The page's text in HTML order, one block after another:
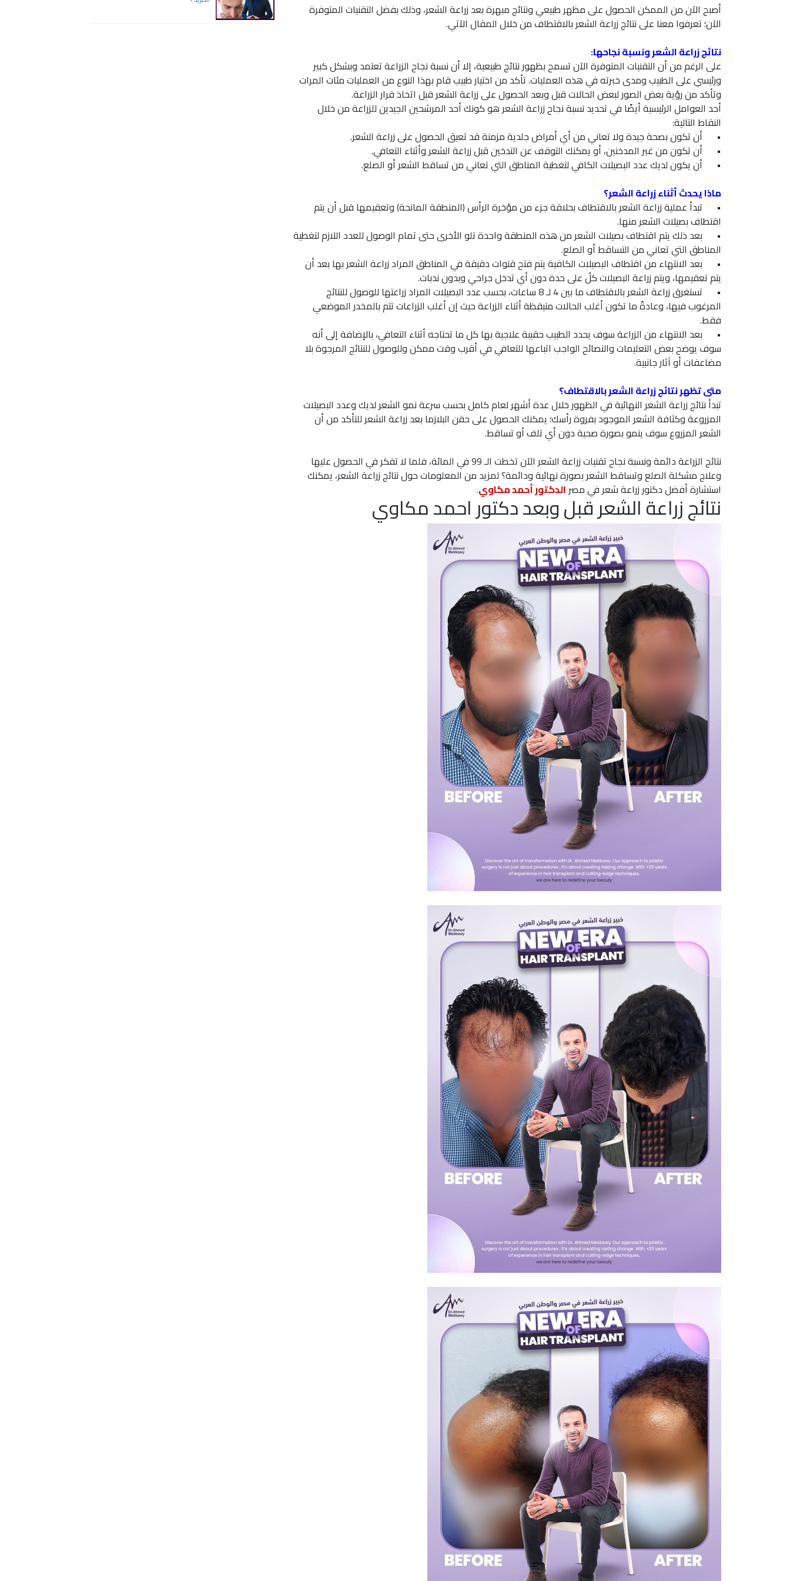
أصبح الآن من الممكن الحصول على مظهر طبيعي ونتائج مبهرة بعد زراعة الشعر، وذلك بفضل التقنيات المتوفرة
الآن؛ تعرفوا معنا على نتائج زراعة الشعر بالاقتطاف من خلال المقال الآتي.
نتائج زراعة الشعر ونسبة نجاحها:
على الرغم من أن التقنيات المتوفرة الآن تسمح بظهور نتائج طبيعية، إلا أن نسبة نجاح الزراعة تعتمد وبشكل كبير
ورئيسي على الطبيب ومدى خبرته في هذه العمليات. تأكد من اختيار طبيب قام بهذا النوع من العمليات مئات المرات
وتأكد من رؤية بعض الصور لبعض الحالات قبل وبعد الحصول على زراعة الشعر قبل اتخاذ قرار الزراعة.
أحد العوامل الرئيسية أيضًا في تحديد نسبة نجاح زراعة الشعر هو كونك أحد المرشحين الجيدين للزراعة من خلال
النقاط التالية:
•
أن تكون بصحة جيدة ولا تعاني من أي أمراض جلدية مزمنة قد تعيق الحصول على زراعة الشعر.
•
أن تكون من غير المدخنين، أو يمكنك التوقف عن التدخين قبل زراعة الشعر وأثناء التعافي.
•
أن يكون لديك عدد البصيلات الكافي لتغطية المناطق التي تعاني من تساقط الشعر أو الصلع.
ماذا يحدث أثناء زراعة الشعر؟
•
تبدأ عملية زراعة الشعر بالاقتطاف بحلاقة جزء من مؤخرة الرأس (المنطقة المانحة) وتعقيمها قبل أن يتم
اقتطاف بصيلات الشعر منها.
•
بعد ذلك يتم اقتطاف بصيلات الشعر من هذه المنطقة واحدة تلو الأخرى حتى تمام الوصول للعدد اللازم لتغطية
المناطق التي تعاني من التساقط أو الصلع.
•
بعد الانتهاء من اقتطاف البصيلات الكافية يتم فتح قنوات دقيقة في المناطق المراد زراعة الشعر بها بعد أن
يتم تعقيمها، ويتم زراعة البصيلات كلٌ على حدة دون أي تدخل جراحي وبدون ندبات.
•
تستغرق زراعة الشعر بالاقتطاف ما بين 4 لـ 8 ساعات، بحسب عدد البصيلات المراد زراعتها للوصول للنتائج
المرغوب فيها، وعادةً ما تكون أغلب الحالات متيقظة أثناء الزراعة حيث إن أغلب الزراعات تتم بالمخدر الموضعي
فقط.
•
بعد الانتهاء من الزراعة سوف يحدد الطبيب حقيبة علاجية بها كل ما تحتاجه أثناء التعافي، بالإضافة إلى أنه
سوف يوضح بعض التعليمات والنصائح الواجب اتباعها للتعافي في أقرب وقت ممكن وللوصول للنتائج المرجوة بلا
مضاعفات أو آثار جانبية.
متى تظهر نتائج زراعة الشعر بالاقتطاف؟
تبدأ نتائج زراعة الشعر النهائية في الظهور خلال عدة أشهر لعام كامل بحسب سرعة نمو الشعر لديك وعدد البصيلات
المزروعة وكثافة الشعر الموجود بفروة رأسك؛ يمكنك الحصول على حقن البلازما بعد زراعة الشعر للتأكد من أن
الشعر المزروع سوف ينمو بصورة صحية دون أي تلف أو تساقط.
نتائج الزراعة دائمة ونسبة نجاح تقنيات زراعة الشعر الآن تخطت الـ 99 في المائة، فلما لا تفكر في الحصول عليها
وعلاج مشكلة الصلع وتساقط الشعر بصورة نهائية ودائمة؟ لمزيد من المعلومات حول نتائج زراعة الشعر، يمكنك
استشارة أفضل دكتور زراعة شعر في مصرالدكتور أحمد مكاوي.
نتائج زراعة الشعر قبل وبعد دكتور احمد مكاوي